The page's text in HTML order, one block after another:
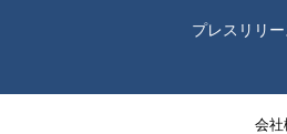
プレスリリ
会社